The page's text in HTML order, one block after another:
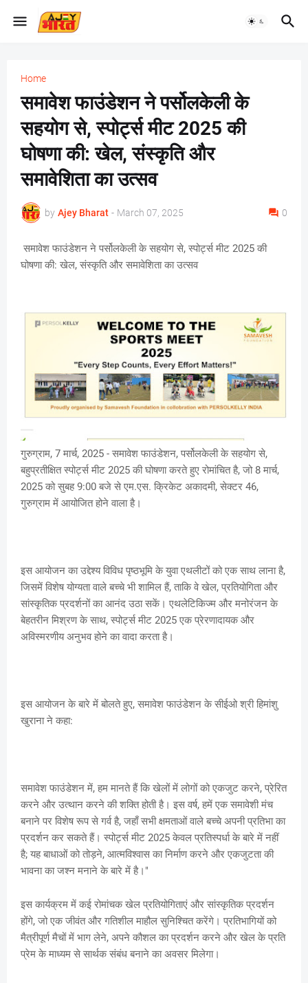
Home
समावेश फाउंडेशन ने पर्सोलकेली के
सहयोग से, स्पोर्ट्स मीट 2025 की
घोषणा की: खेल, संस्कृति और
समावेशिता का उत्सव
by Ajey Bharat - March 07, 2025 0
समावेश फाउंडेशन ने पर्सोलकेली के सहयोग से, स्पोर्ट्स मीट 2025 की
घोषणा की: खेल, संस्कृति और समावेशिता का उत्सव
गुरुग्राम, 7 मार्च, 2025 - समावेश फाउंडेशन, पर्सोलकेली के सहयोग से,
बहुप्रतीक्षित स्पोर्ट्स मीट 2025 की घोषणा करते हुए रोमांचित है, जो 8 मार्च,
2025 को सुबह 9:00 बजे से एम.एस. क्रिकेट अकादमी, सेक्टर 46,
गुरुग्राम में आयोजित होने वाला है।
इस आयोजन का उद्देश्य विविध पृष्ठभूमि के युवा एथलीटों को एक साथ लाना है,
जिसमें विशेष योग्यता वाले बच्चे भी शामिल हैं, ताकि वे खेल, प्रतियोगिता और
सांस्कृतिक प्रदर्शनों का आनंद उठा सकें। एथलेटिकिज्म और मनोरंजन के
बेहतरीन मिश्रण के साथ, स्पोर्ट्स मीट 2025 एक प्रेरणादायक और
अविस्मरणीय अनुभव होने का वादा करता है।
इस आयोजन के बारे में बोलते हुए, समावेश फाउंडेशन के सीईओ श्री हिमांशु
खुराना ने कहा:
समावेश फाउंडेशन में, हम मानते हैं कि खेलों में लोगों को एकजुट करने, प्रेरित
करने और उत्थान करने की शक्ति होती है। इस वर्ष, हमें एक समावेशी मंच
बनाने पर विशेष रूप से गर्व है, जहाँ सभी क्षमताओं वाले बच्चे अपनी प्रतिभा का
प्रदर्शन कर सकते हैं। स्पोर्ट्स मीट 2025 केवल प्रतिस्पर्धा के बारे में नहीं
है; यह बाधाओं को तोड़ने, आत्मविश्वास का निर्माण करने और एकजुटता की
भावना का जश्न मनाने के बारे में है।"
इस कार्यक्रम में कई रोमांचक खेल प्रतियोगिताएं और सांस्कृतिक प्रदर्शन
होंगे, जो एक जीवंत और गतिशील माहौल सुनिश्चित करेंगे। प्रतिभागियों को
मैत्रीपूर्ण मैचों में भाग लेने, अपने कौशल का प्रदर्शन करने और खेल के प्रति
प्रेम के माध्यम से सार्थक संबंध बनाने का अवसर मिलेगा।